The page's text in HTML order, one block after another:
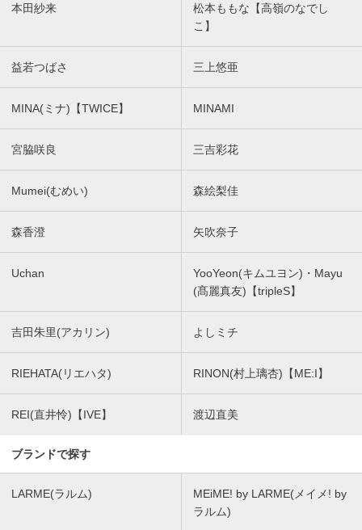
本田紗来
松本ももな【高嶺のなでし
こ】
益若つばさ 三上悠亜
MINA(ミナ)【TWICE】 MINAMI
宮脇咲良 三吉彩花
Mumei(むめい) 森絵梨佳
森香澄 矢吹奈子
Uchan
YooYeon(キムユヨン)・Mayu
(髙麗真友)【tripleS】
吉田朱里(アカリン) よしミチ
RIEHATA(リエハタ) RINON(村上璃杏)【ME:I】
REI(直井怜)【IVE】 渡辺直美
ブランドで探す
LARME(ラルム)
MEiME! by LARME(メイメ! by
ラルム)